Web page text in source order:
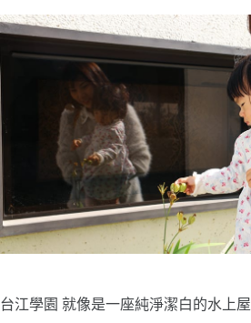
台江學園 就像是一座純淨潔白的水上屋